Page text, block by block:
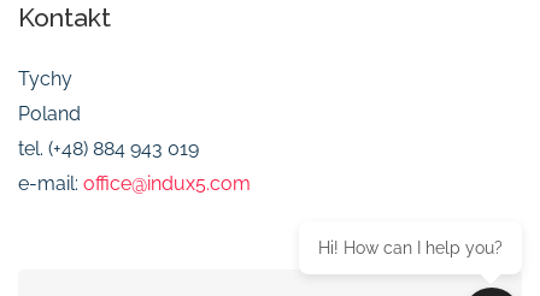
Kontakt
Tychy
Poland
tel. (+48) 884 943 019
e-mail: office@indux5.com
Hi! How can I help you?